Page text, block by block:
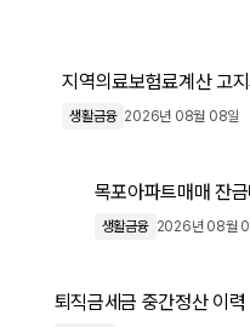
지역의료보험료계산 고
생활금융 2026년 08월 08일
목포아파트매매 잔
생활금융 2026년 08월
퇴직금세금 중간정산 이